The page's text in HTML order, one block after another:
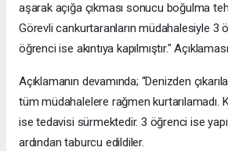
aşarak açığa çıkması sonucu boğulma
Görevli cankurtaranların müdahalesiyle 3
öğrenci ise akıntıya kapılmıştır." Açıklaması
Açıklamanın devamında; “Denizden
tüm müdahalelere rağmen kurtarılamadı.
ise tedavisi sürmektedir. 3 öğrenci ise
ardından taburcu edildiler.